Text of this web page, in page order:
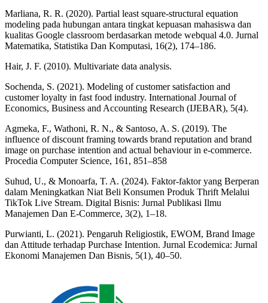
Marliana, R. R. (2020). Partial least square-structural equation
modeling pada hubungan antara tingkat kepuasan mahasiswa dan
kualitas Google classroom berdasarkan metode webqual 4.0. Jurnal
Matematika, Statistika Dan Komputasi, 16(2), 174–186.
Hair, J. F. (2010). Multivariate data analysis.
Sochenda, S. (2021). Modeling of customer satisfaction and
customer loyalty in fast food industry. International Journal of
Economics, Business and Accounting Research (IJEBAR), 5(4).
Agmeka, F., Wathoni, R. N., & Santoso, A. S. (2019). The
influence of discount framing towards brand reputation and brand
image on purchase intention and actual behaviour in e-commerce.
Procedia Computer Science, 161, 851–858
Suhud, U., & Monoarfa, T. A. (2024). Faktor-faktor yang Berperan
dalam Meningkatkan Niat Beli Konsumen Produk Thrift Melalui
TikTok Live Stream. Digital Bisnis: Jurnal Publikasi Ilmu
Manajemen Dan E-Commerce, 3(2), 1–18.
Purwianti, L. (2021). Pengaruh Religiostik, EWOM, Brand Image
dan Attitude terhadap Purchase Intention. Jurnal Ecodemica: Jurnal
Ekonomi Manajemen Dan Bisnis, 5(1), 40–50.